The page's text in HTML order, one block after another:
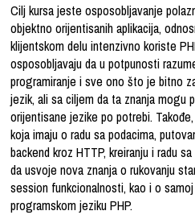
Cilj kursa jeste osposobljavanje
objektno orijentisanih aplikacija,
klijentskom delu intenzivno koriste
osposobljavaju da u potpunosti
programiranje i sve ono što je bitno
jezik, ali sa ciljem da ta znanja mogu
orijentisane jezike po potrebi.
koja imaju o radu sa podacima,
backend kroz HTTP, kreiranju i radu
da usvoje nova znanja o rukovanju
session funkcionalnosti, kao i o
programskom jeziku PHP.